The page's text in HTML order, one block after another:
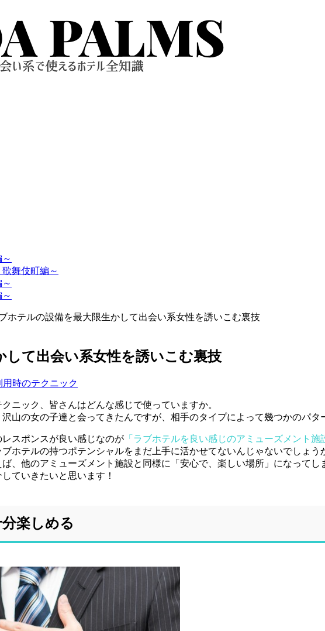
舞伎町編～
ホテルの設備を最大限生かして出会い系女性を誘いこむ裏技
て出会い系女性を誘いこむ裏技
用時のテクニック
ニック、皆さんはどんな感じで使っていますか。
山の女の子達と会ってきたんですが、相手のタイプによって幾つかのパタ
スポンスが良い感じなのが 「ラブホテルを良い感じのアミューズメント施
ホテルの持つポテンシャルをまだ上手に活かせてないんじゃないでしょ
、他のアミューズメント施設と同様に「安心で、楽しい場所」になってし
ていきたいと思います！
楽しめる